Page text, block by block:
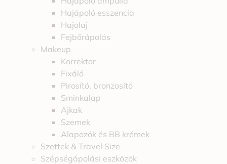
Hajápoló esszencia
Hajolaj
Fejbőrápolás
Makeup
Korrektor
Fixáló
Pirosító, bronzosító
Sminkalap
Ajkak
Szemek
Alapozók és BB krémek
Szettek & Travel Size
Szépségápolási eszközök